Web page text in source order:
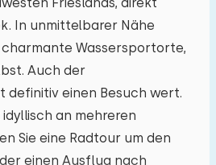
In unmittelbarer Nähe
charmante Wassersportorte,
Auch der
definitiv einen Besuch wert.
an mehreren
Sie eine Radtour um den
einen Ausflug nach
Do Fr Sa
30 31
06 07 08
13 14 15